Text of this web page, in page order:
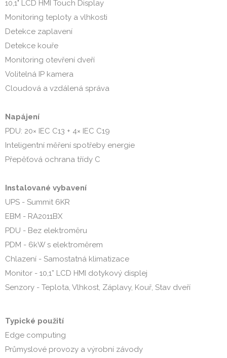
10,1" LCD HMI Touch Display
Monitoring teploty a vlhkosti
Detekce zaplavení
Detekce kouře
Monitoring otevření dveří
Volitelná IP kamera
Cloudová a vzdálená správa
Napájení
PDU: 20× IEC C13 + 4× IEC C19
Inteligentní měření spotřeby energie
Přepěťová ochrana třídy C
Instalované vybavení
UPS - Summit 6KR
EBM - RA2011BX
PDU - Bez elektroměru
PDM - 6kW s elektroměrem
Chlazení - Samostatná klimatizace
Monitor - 10,1” LCD HMI dotykový displej
Senzory - Teplota, Vlhkost, Záplavy, Kouř, Stav dveří
Typické použití
Edge computing
Průmyslové provozy a výrobní závody